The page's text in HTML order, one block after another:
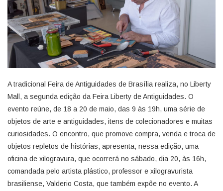
A tradicional Feira de Antiguidades de Brasília realiza, no Liberty
Mall, a segunda edição da Feira Liberty de Antiguidades. O
evento reúne, de 18 a 20 de maio, das 9 às 19h, uma série de
objetos de arte e antiguidades, itens de colecionadores e muitas
curiosidades. O encontro, que promove compra, venda e troca de
objetos repletos de histórias, apresenta, nessa edição, uma
oficina de xilogravura, que ocorrerá no sábado, dia 20, às 16h,
comandada pelo artista plástico, professor e xilogravurista
brasiliense, Valderio Costa, que também expõe no evento. A